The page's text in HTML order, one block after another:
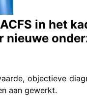
in het
nieuwe
objectieve
aan gewerkt.